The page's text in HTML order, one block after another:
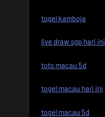
togel kamboja
live draw sgp hari ini
toto macau 5d
togel macau hari ini
togel macau 5d